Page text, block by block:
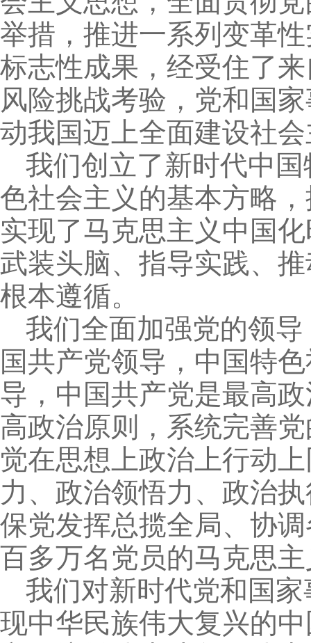
举措，推进一系列变革
标志性成果，经受住了
风险挑战考验，党和国
动我国迈上全面建设社
我们创立了新时代中
色社会主义的基本方略
实现了马克思主义中国
武装头脑、指导实践、
根本遵循。
我们全面加强党的领
国共产党领导，中国特
导，中国共产党是最高
高政治原则，系统完善
觉在思想上政治上行动
力、政治领悟力、政治
保党发挥总揽全局、协
百多万名党员的马克思
我们对新时代党和国
现中华民族伟大复兴的